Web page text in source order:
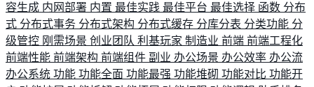
容生成 内网部署 内置 最佳实践 最佳平台 最佳选择 函数 分布
式 分布式事务 分布式架构 分布式缓存 分库分表 分类功能 分
级管控 刚需场景 创业团队 利基玩家 制造业 前端 前端工程化
前端性能 前端架构 前端组件 副业 办公场景 办公效率 办公流
办公系统 功能 功能全面 功能最强 功能堆砌 功能对比 功能开